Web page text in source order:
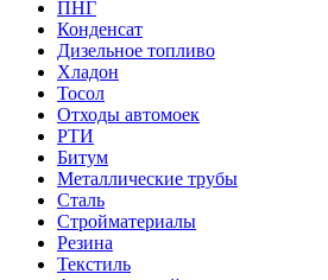
ПНГ
Конденсат
Дизельное топливо
Хладон
Тосол
Отходы автомоек
РТИ
Битум
Металлические трубы
Сталь
Стройматериалы
Резина
Текстиль